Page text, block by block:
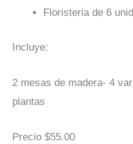
Floristeria de 6
Incluye:
2 mesas de madera- 4
plantas
Precio $55.00